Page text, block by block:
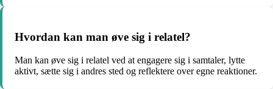
Hvordan kan man øve sig i relatel?
Man kan øve sig i relatel ved at engagere sig i samtaler, lytte
aktivt, sætte sig i andres sted og reflektere over egne reaktioner.